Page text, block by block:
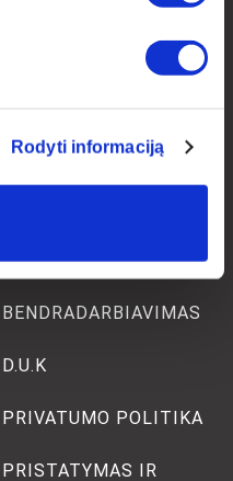
Rodyti informaciją
BLOGAS
BENDRADARBIAVIMAS
D.U.K
PRIVATUMO POLITIKA
PRISTATYMAS IR